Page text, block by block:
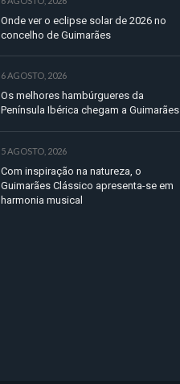
Onde ver o eclipse solar de 2026 no
concelho de Guimarães
6 AGOSTO, 2026
Os melhores hambúrgueres da
Península Ibérica chegam a Guimarães
5 AGOSTO, 2026
Com inspiração na natureza, o
Guimarães Clássico apresenta-se em
harmonia musical